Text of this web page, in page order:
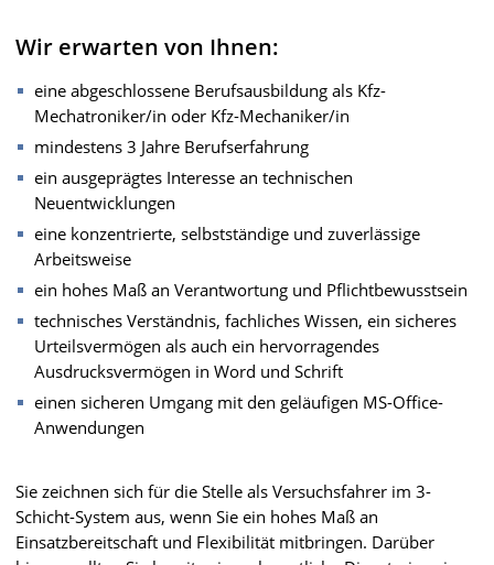
Wir erwarten von Ihnen:
eine abgeschlossene Berufsausbildung als Kfz-
Mechatroniker/in oder Kfz-Mechaniker/in
mindestens 3 Jahre Berufserfahrung
ein ausgeprägtes Interesse an technischen
Neuentwicklungen
eine konzentrierte, selbstständige und zuverlässige
Arbeitsweise
ein hohes Maß an Verantwortung und Pflichtbewusstsein
technisches Verständnis, fachliches Wissen, ein sicheres
Urteilsvermögen als auch ein hervorragendes
Ausdrucksvermögen in Word und Schrift
einen sicheren Umgang mit den geläufigen MS-Office-
Anwendungen
Sie zeichnen sich für die Stelle als Versuchsfahrer im 3-
Schicht-System aus, wenn Sie ein hohes Maß an
Einsatzbereitschaft und Flexibilität mitbringen. Darüber